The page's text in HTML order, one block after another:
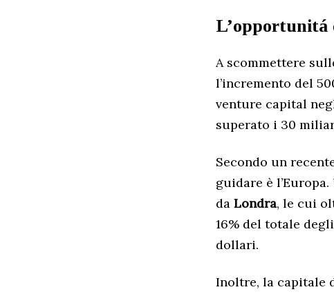
L’opportunitá
A scommettere
l’incremento del
venture capital
superato i 30
Secondo un
guidare è
da Londra, le cui
16% del totale
dollari.
Inoltre, la capitale